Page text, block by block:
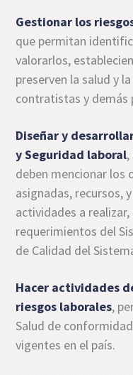
Gestionar los
que permitan
valorarlos,
preserven la salud y
contratistas y demás
Diseñar y
y Seguridad laboral
deben mencionar los
asignadas, recursos,
actividades a
requerimientos del
de Calidad del
Hacer actividades
riesgos laborales,
Salud de
vigentes en el país.